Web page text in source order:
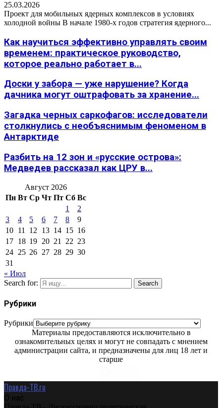
25.03.2026
Проект для мобильных ядерных комплексов в условиях
холодной войны В начале 1980-х годов стратегия ядерного...
Как научиться эффективно управлять своим
временем: практическое руководство,
которое реально работает в...
Доски у забора — уже нарушение? Когда
дачника могут оштрафовать за хранение...
Загадка черных саркофагов: исследователи
столкнулись с необъяснимым феноменом в
Антарктиде
Разбить на 12 зон и «русские острова»:
Медведев рассказал как ЦРУ в...
Август 2026
Пн Вт Ср Чт Пт Сб Вс
1
2
3
4 5 6 7 8
9
10 11 12 13 14 15 16
17 18 19 20 21 22 23
24 25 26 27 28 29 30
31
« Июл
Search for:
Search
Рубрики
Рубрики
Материалы предоставляются исключительно в
ознакомительных целях и могут не совпадать с мнением
администрации сайта, и предназначены для лиц 18 лет и
старше
Правда-ТВ.ru
О нас